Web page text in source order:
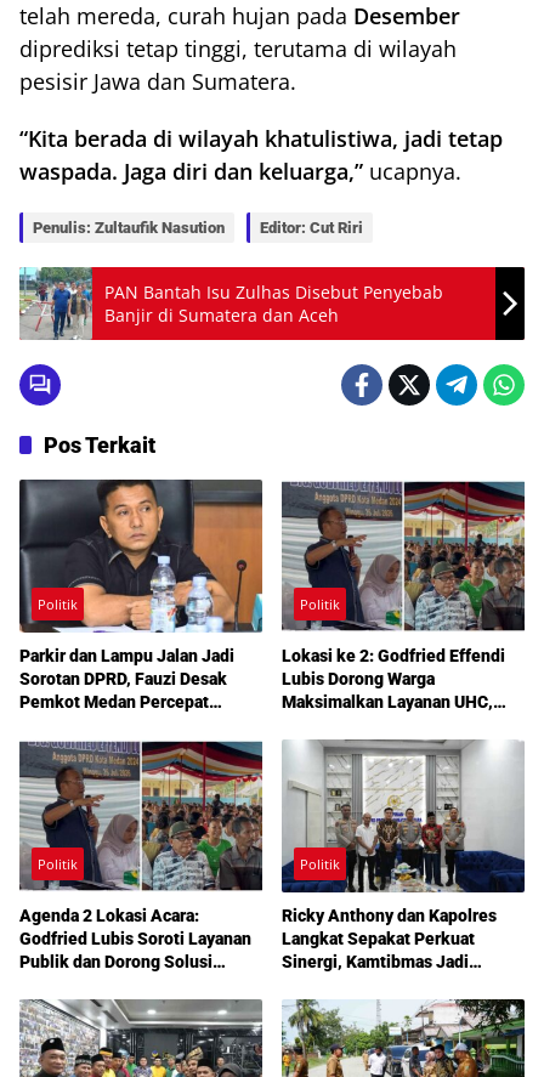
telah mereda, curah hujan pada Desember
diprediksi tetap tinggi, terutama di wilayah
pesisir Jawa dan Sumatera.
“Kita berada di wilayah khatulistiwa, jadi tetap
waspada. Jaga diri dan keluarga,” ucapnya.
Penulis: Zultaufik Nasution Editor: Cut Riri
PAN Bantah Isu Zulhas Disebut Penyebab
Banjir di Sumatera dan Aceh
Pos Terkait
Politik
Parkir dan Lampu Jalan Jadi
Sorotan DPRD, Fauzi Desak
Pemkot Medan Percepat
Politik
Lokasi ke 2: Godfried Effendi
Lubis Dorong Warga
Maksimalkan Layanan UHC,
Pendidikan Mengemuka dalam
Reses Medan Amplas
Politik
Agenda 2 Lokasi Acara:
Godfried Lubis Soroti Layanan
Publik dan Dorong Solusi
DPRD Medan
Politik
Ricky Anthony dan Kapolres
Langkat Sepakat Perkuat
Sinergi, Kamtibmas Jadi